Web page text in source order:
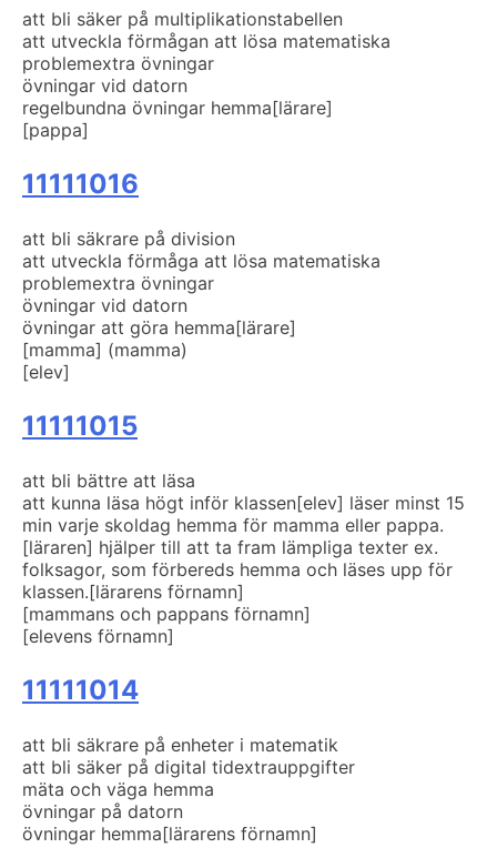
att bli säker på multiplikationstabellen
att utveckla förmågan att lösa matematiska
problemextra övningar
övningar vid datorn
regelbundna övningar hemma[lärare]
[pappa]
11111016
att bli säkrare på division
att utveckla förmåga att lösa matematiska
problemextra övningar
övningar vid datorn
övningar att göra hemma[lärare]
[mamma] (mamma)
[elev]
11111015
att bli bättre att läsa
att kunna läsa högt inför klassen[elev] läser minst 15
min varje skoldag hemma för mamma eller pappa.
[läraren] hjälper till att ta fram lämpliga texter ex.
folksagor, som förbereds hemma och läses upp för
klassen.[lärarens förnamn]
[mammans och pappans förnamn]
[elevens förnamn]
11111014
att bli säkrare på enheter i matematik
att bli säker på digital tidextrauppgifter
mäta och väga hemma
övningar på datorn
övningar hemma[lärarens förnamn]